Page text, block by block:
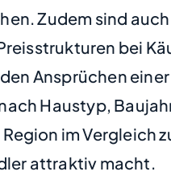
Zudem sind
bei
Ansprüchen
Haustyp,
im
attraktiv macht.